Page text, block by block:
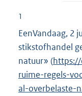
1
EenVandaag, 2
stikstofhandel
natuur» (E
x
t
ruime-regels-
al-overbelaste-